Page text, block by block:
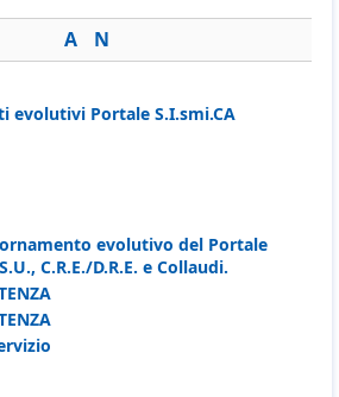
A N
evolutivi Portale S.I.smi.CA
evolutivo del Portale
C.R.E./D.R.E. e Collaudi.